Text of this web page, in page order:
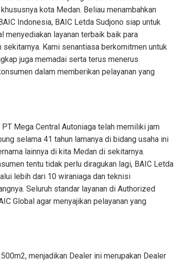
kota Medan. Beliau menambahkan
Indonesia, BAIC Letda Sudjono siap untuk
menyediakan layanan terbaik baik para
Kami senantiasa berkomitmen untuk
juga memadai serta terus menerus
dalam memberikan pelayanan yang
Mega Central Autoniaga telah memiliki jam
selama 41 tahun lamanya di bidang usaha ini
lainnya di kita Medan di sekitarnya.
tentu tidak perlu diragukan lagi, BAIC Letda
lebih dari 10 wiraniaga dan teknisi
Seluruh standar layanan di Authorized
Global agar menyajikan pelayanan yang
menjadikan Dealer ini merupakan Dealer